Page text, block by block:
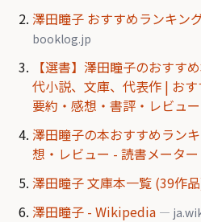
澤田瞳子 おすすめランキン
booklog.jp
【選書】澤田瞳子のおすす
代小説、文庫、代表作 | お
要約・感想・書評・レビュー
澤田瞳子の本おすすめラン
想・レビュー - 読書メーター
澤田瞳子 文庫本一覧 (39作
澤田瞳子 - Wikipedia —